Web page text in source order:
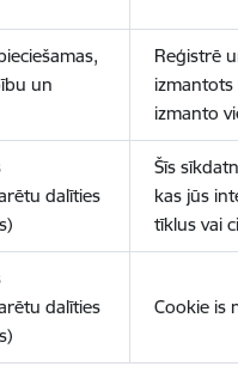
un
Reģistrē
izmanto
dalīties
Šīs
kas jūs
tīklus vai
dalīties
Cookie is